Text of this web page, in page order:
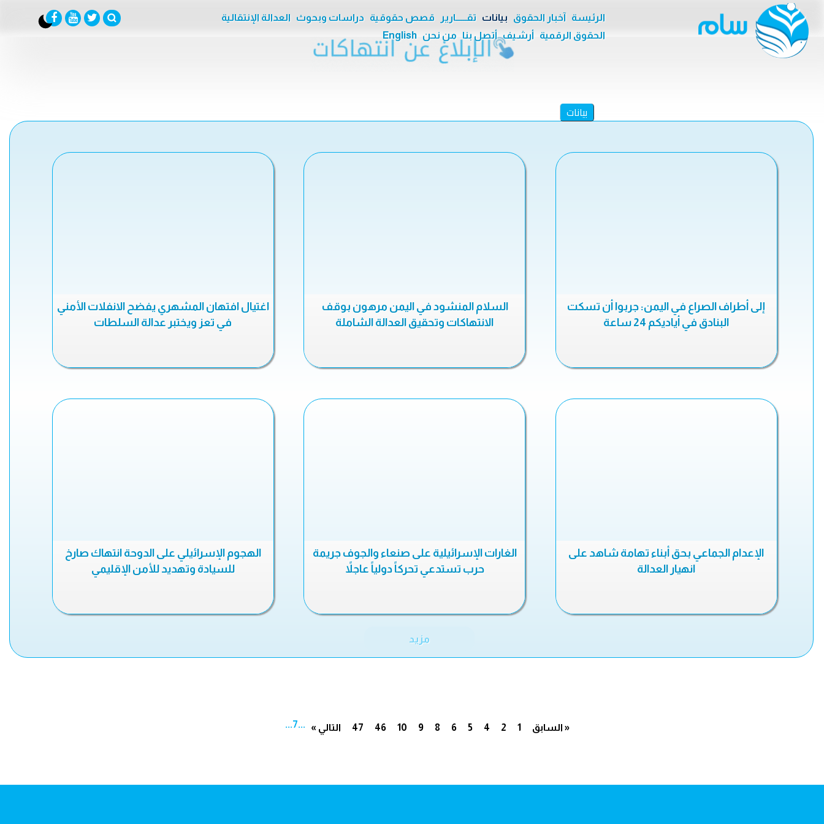
الرئيسة آخبار الحقوق بيانات تقــــــارير قصص حقوقية دراسات وبحوث
العدالة الإنتقالية
الحقوق الرقمية
أرشيف أتصل بنا من نحن English
بيانات
إلى أطراف الصراع في اليمن: جربوا أن تسكت
البنادق في أياديكم 24 ساعة
السلام المنشود في اليمن مرهون بوقف
الانتهاكات وتحقيق العدالة الشاملة
اغتيال افتهان المشهري يفضح الانفلات الأمني
في تعز ويختبر عدالة السلطات
الإعدام الجماعي بحق أبناء تهامة شاهد على
انهيار العدالة
الغارات الإسرائيلية على صنعاء والجوف جريمة
حرب تستدعي تحركاً دولياً عاجلاً
الهجوم الإسرائيلي على الدوحة انتهاك صارخ
للسيادة وتهديد للأمن الإقليمي
مزيد
« السابق 1
2
... 4
5
6
7 8
9
10
... 46
47 التالي »